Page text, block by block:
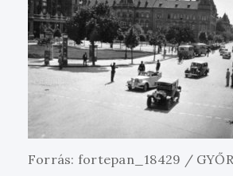
Forrás: fortepan_18429 / GYŐR